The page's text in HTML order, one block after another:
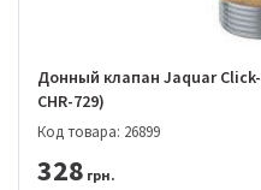
Донный клапан Jaquar
CHR-729)
Код товара: 26899
328 грн.